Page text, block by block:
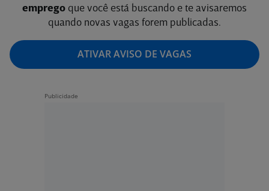
emprego que você está buscando e te avisaremos
quando novas vagas forem publicadas.
ATIVAR AVISO DE VAGAS